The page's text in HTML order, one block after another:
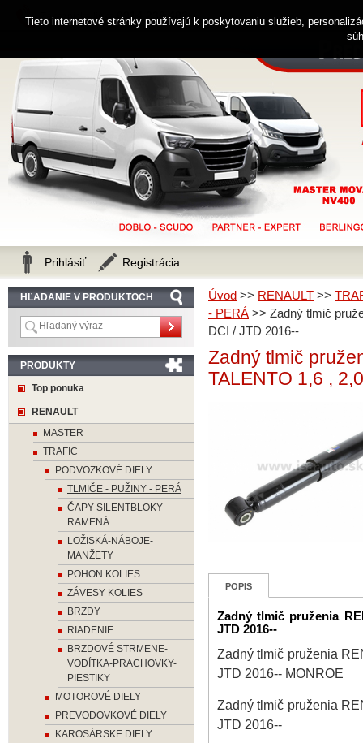
Úvod >> RENAULT >>
- PERÁ >> Zadný tlmič
DCI / JTD 2016--
Zadný tlmič
TALENTO 1,6 ,
POPIS
Zadný tlmič pruženia
JTD 2016--
Zadný tlmič pruženia
JTD 2016-- MONROE
Zadný tlmič pruženia
JTD 2016--
HĽADANIE V PRODUKTOCH
PRODUKTY
Top ponuka
RENAULT
MASTER
TRAFIC
PODVOZKOVÉ DIELY
TLMIČE - PUŽINY - PERÁ
ČAPY-SILENTBLOKY-
RAMENÁ
LOŽISKÁ-NÁBOJE-
MANŽETY
POHON KOLIES
ZÁVESY KOLIES
BRZDY
RIADENIE
BRZDOVÉ STRMENE-
VODÍTKA-PRACHOVKY-
PIESTIKY
MOTOROVÉ DIELY
PREVODOVKOVÉ DIELY
KAROSÁRSKE DIELY
Zákaznícka linka 0914 238 482
Prihlásiť Registrácia
Tieto internetové stránky používajú k poskytovaniu služieb,